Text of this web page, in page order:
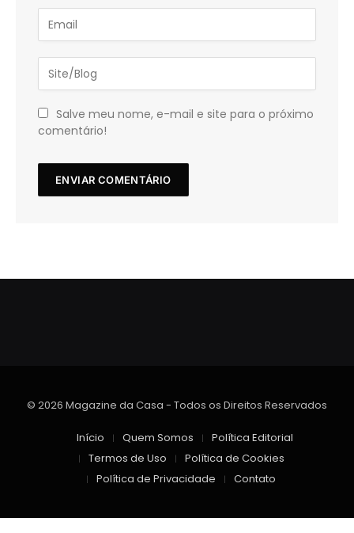
Salve meu nome, e-mail e site para o próximo
comentário!
© 2026 Magazine da Casa - Todos os Direitos Reservados
Início Quem Somos
Política Editorial
Termos de Uso
Política de Cookies
Política de Privacidade
Contato